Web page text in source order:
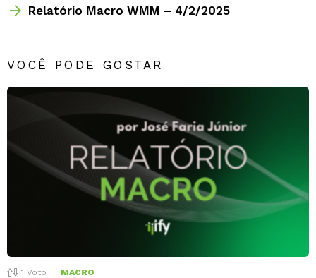
Relatório Macro WMM – 4/2/2025
VOCÊ PODE GOSTAR
1 Voto MACRO